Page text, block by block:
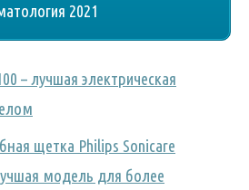
2021
– лучшая электрическая
щетка Philips Sonicare
модель для более